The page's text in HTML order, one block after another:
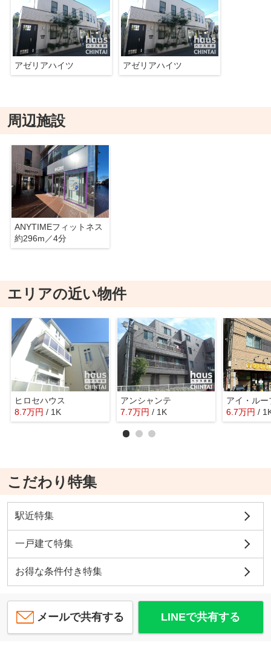
アゼリアハイツ アゼリアハイツ
周辺施設
ANYTIMEフィットネス
約296m／4分
エリアの近い物件
ヒロセハウス
8.7万円 / 1K
アンシャンテ
7.7万円 / 1K
アイ・ルー
6.7万円 /
こだわり特集
駅近特集
一戸建て特集
お得な条件付き特集
メールで共有する LINEで共有する